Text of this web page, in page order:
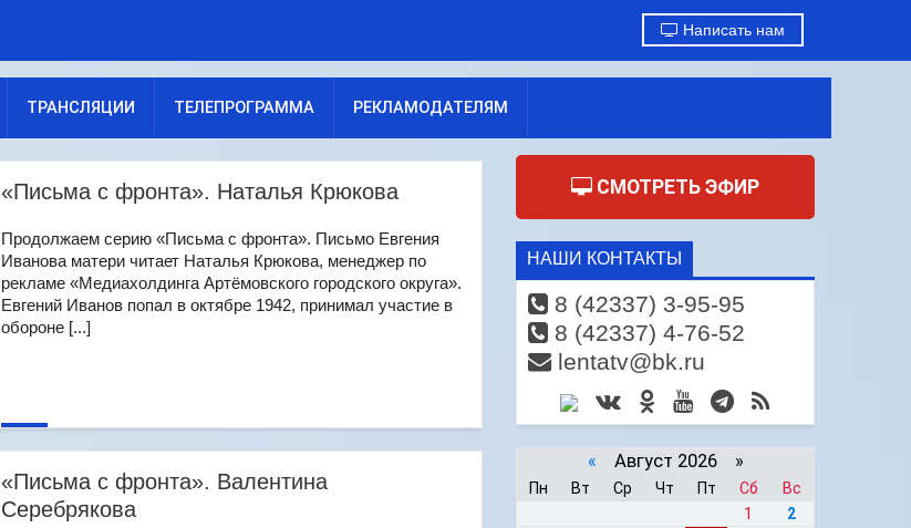
Написать нам
ТРАНСЛЯЦИИ ТЕЛЕПРОГРАММА РЕКЛАМОДАТЕЛЯМ
«Письма с фронта». Наталья Крюкова
Продолжаем серию «Письма с фронта». Письмо Евгения
Иванова матери читает Наталья Крюкова, менеджер по
рекламе «Медиахолдинга Артёмовского городского округа».
Евгений Иванов попал в октябре 1942, принимал участие в
обороне [...]
«Письма с фронта». Валентина
Серебрякова
СМОТРЕТЬ ЭФИР
НАШИ КОНТАКТЫ
8 (42337) 3-95-95
8 (42337) 4-76-52
lentatv@bk.ru
« Август 2026 »
Пн Вт Ср Чт Пт Сб
Вс
1
2